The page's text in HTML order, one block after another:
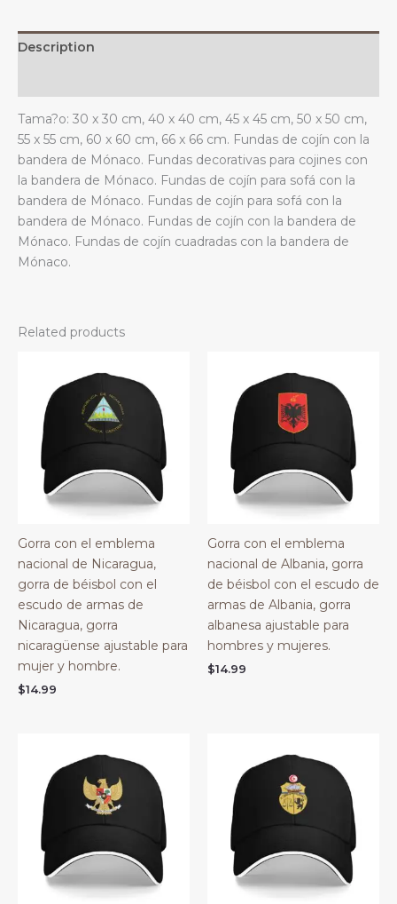
quantity
Description
Tama?o: 30 x 30 cm, 40 x 40 cm, 45 x 45 cm, 50 x 50 cm,
55 x 55 cm, 60 x 60 cm, 66 x 66 cm. Fundas de cojín con la
bandera de Mónaco. Fundas decorativas para cojines con
la bandera de Mónaco. Fundas de cojín para sofá con la
bandera de Mónaco. Fundas de cojín para sofá con la
bandera de Mónaco. Fundas de cojín con la bandera de
Mónaco. Fundas de cojín cuadradas con la bandera de
Mónaco.
Related products
Gorra con el emblema
nacional de Nicaragua,
gorra de béisbol con el
escudo de armas de
Nicaragua, gorra
nicaragüense ajustable para
mujer y hombre.
$14.99
Gorra con el emblema
nacional de Albania, gorra
de béisbol con el escudo de
armas de Albania, gorra
albanesa ajustable para
hombres y mujeres.
$14.99